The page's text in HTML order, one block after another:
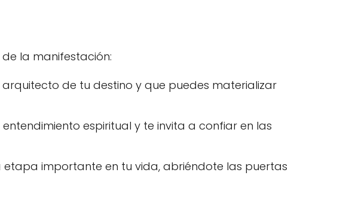
la manifestación:
de tu destino y que puedes materializar
espiritual y te invita a confiar en las
etapa importante en tu vida, abriéndote las puertas